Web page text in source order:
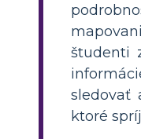
študenti
sledovať
ktoré